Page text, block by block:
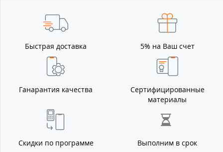
Быстрая доставка 5% на Ваш счет
Ганарантия качества
Сертифицированные
материалы
Скидки по программе Выполним в срок